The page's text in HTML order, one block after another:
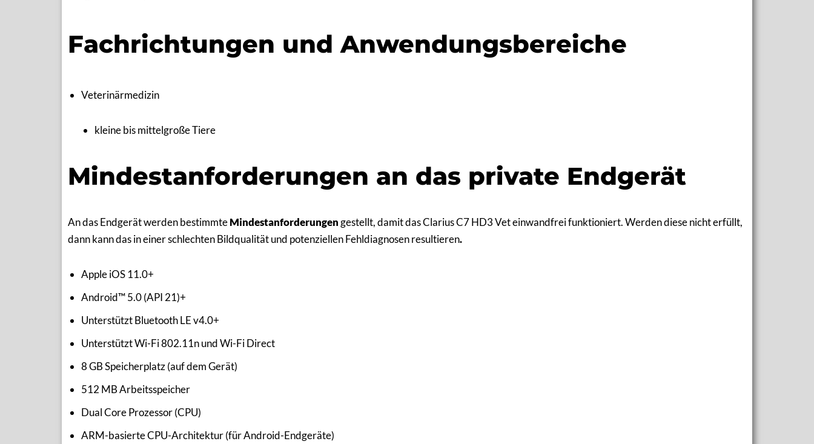
Fachrichtungen und Anwendungsbereiche
Veterinärmedizin
kleine bis mittelgroße Tiere
Mindestanforderungen an das private Endgerät
An das Endgerät werden bestimmteMindestanforderungengestellt, damit das Clarius C7 HD3 Vet einwandfrei funktioniert. Werden diese nicht erfüllt,
dann kann das in einer schlechten Bildqualität und potenziellen Fehldiagnosen resultieren.
Apple iOS 11.0+
Android™ 5.0 (API 21)+
Unterstützt Bluetooth LE v4.0+
Unterstützt Wi-Fi 802.11n und Wi-Fi Direct
8 GB Speicherplatz (auf dem Gerät)
512 MB Arbeitsspeicher
Dual Core Prozessor (CPU)
ARM-basierte CPU-Architektur (für Android-Endgeräte)